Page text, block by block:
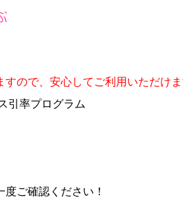
ので、安心してご利用いただけま
引率プログラム
ご確認ください！